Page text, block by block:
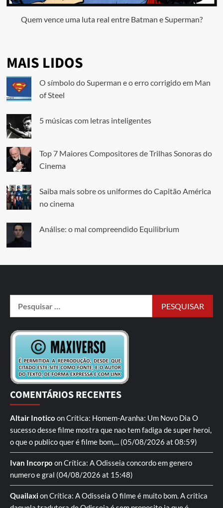
Quem vence uma luta real entre Batman e Superman?
MAIS LIDOS
O símbolo do Superman e o erro corrigido em Man
of Steel
5 músicas com letras inteligentes
Top 7 Maiores Compositores de Trilhas Sonoras do
Cinema
Saiba mais sobre os uniformes do Capitão América
no cinema
Análise: o mal compreendido Equilibrium
COMENTÁRIOS RECENTES
Altair Inotico onCrítica: Homem-Aranha: Um Novo Dia O
sucesso desse filme mostra que nao tem fadiga de super heroi,
o que o publico quer é filme bom,... (05/08/2026 at 08:59)
Ivan Incorpo onCrítica: A Odisseia concordo em genero
numero e gral (04/08/2026 at 15:48)
QuailaxionCrítica: A Odisseia O filme é muito bom. A critica